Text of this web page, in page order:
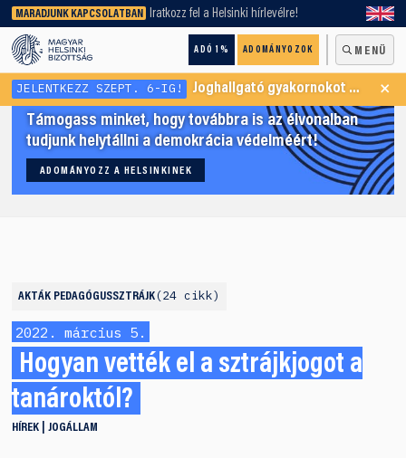
MARADJUNK KAPCSOLATBAN Iratkozz fel a Helsinki hírlevélre!
ADÓ 1% ADOMÁNYOZOK MENÜ
keresőnket!
JELENTKEZZ SZEPT. 6-IG! Joghallgató gyakornokot keresünk Menekültügyi Programunkba ×
Támogass minket, hogy továbbra is az élvonalban
tudjunk helytállni a demokrácia védelméért!
ADOMÁNYOZZ A HELSINKINEK
AKTÁK PEDAGÓGUSSZTRÁJK 24 cikk
2022. március 5.
Hogyan vették el a sztrájkjogot a
tanároktól?
HÍREK JOGÁLLAM